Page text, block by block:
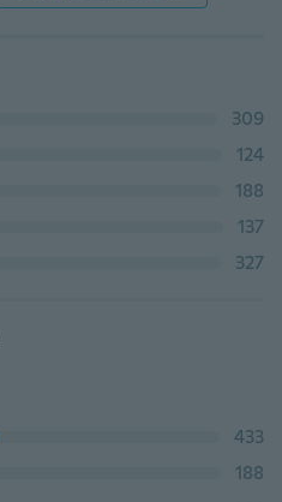
309
124
188
137
327
433
188